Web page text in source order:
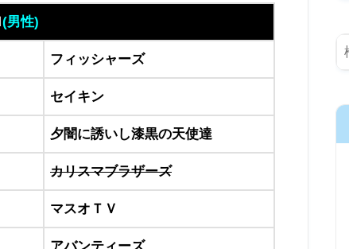
(男性)
フィッシャーズ
セイキン
夕闇に誘いし漆黒の天使達
カリスマブラザーズ
マスオＴＶ